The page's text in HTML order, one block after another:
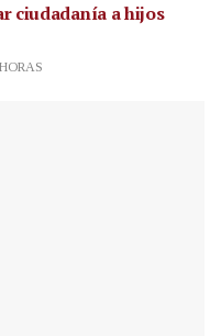
ciudadanía a hijos